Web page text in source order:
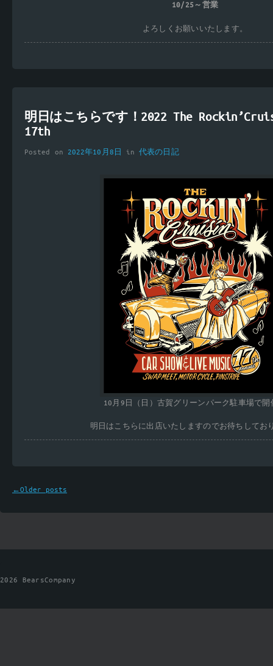
10/25～営業
よろしくお願いいたします。
明日はこちらです！2022 The
17th
Posted on 2022年10月8日 in代表の日記
10月9日（日）古賀グリーンパーク駐車場で開
明日はこちらに出店いたしますのでお待ちしてお
←Older posts
2026 BearsCompany